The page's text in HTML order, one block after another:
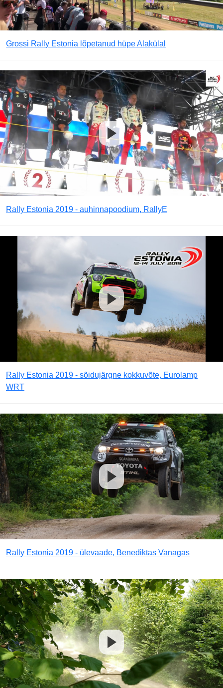
Grossi Rally Estonia lõpetanud hüpe Alakülal
Rally Estonia 2019 - auhinnapoodium, RallyE
Rally Estonia 2019 - sõidujärgne kokkuvõte, Eurolamp
WRT
Rally Estonia 2019 - ülevaade, Benediktas Vanagas